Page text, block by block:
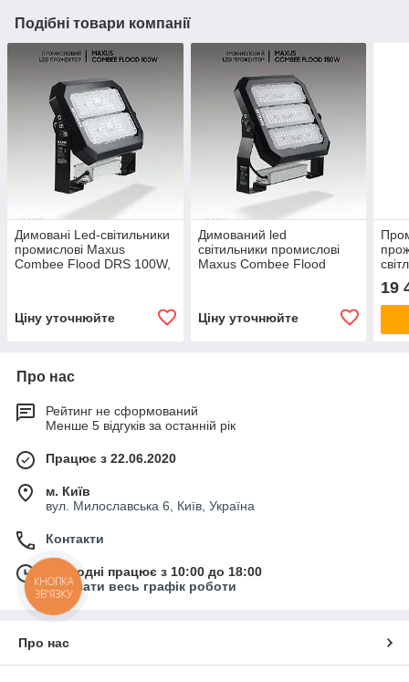
Подібні товари компанії
Димовані Led-світильники
промислові Maxus
Combee Flood DRS 100W,
Ціну уточнюйте
Димований led
світильники промислові
Maxus Combee Flood
Ціну уточнюйте
19
Про нас
Рейтинг не сформований
Менше 5 відгуків за останній рік
Працює з 22.06.2020
м. Київ
вул. Милославська 6, Київ, Україна
Контакти
Сьогодні працює з 10:00 до 18:00
Показати весь графік роботи
Про нас
КНОПКА
ЗВ'ЯЗКУ